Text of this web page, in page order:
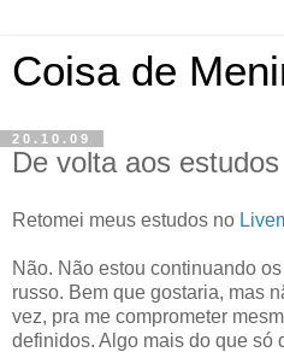
Coisa de
20.10.09
De volta aos estudos
Retomei meus estudos no
Não. Não estou continuando
russo. Bem que gostaria, mas
vez, pra me comprometer
definidos. Algo mais do que só